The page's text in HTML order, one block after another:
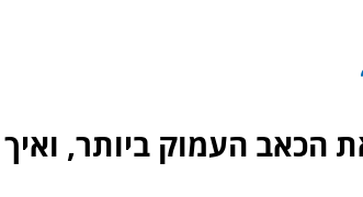
הכאב העמוק ביותר, ואיך